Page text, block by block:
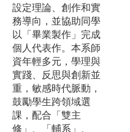
設定理論、創作和實
務導向，並協助同學
以「畢業製作」完成
個人代表作。本系師
資年輕多元，學理與
實踐、反思與創新並
重，敏感時代脈動，
鼓勵學生跨領域選
課，配合「雙主
修」、「輔系」、